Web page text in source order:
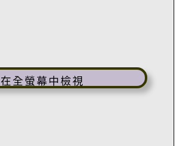
在全螢幕中檢視